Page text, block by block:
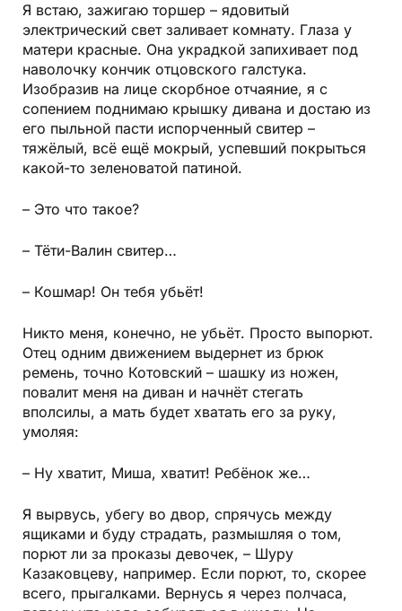
Я встаю, зажигаю торшер – ядовитый
электрический свет заливает комнату. Глаза у
матери красные. Она украдкой запихивает под
наволочку кончик отцовского гал­стука.
Изобразив на лице скорбное отчаяние, я с
сопением поднимаю крышку дивана и достаю из
его пыльной пасти испорченный свитер –
тяжёлый, всё ещё мокрый, успевший покрыться
какой-то зеленоватой патиной.
– Это что такое?
– Тёти-Валин свитер…
– Кошмар! Он тебя убьёт!
Никто меня, конечно, не убьёт. Просто выпорют.
Отец одним движением выдернет из брюк
ремень, точно Котовский – шашку из ножен,
повалит меня на диван и начнёт стегать
вполсилы, а мать будет хватать его за руку,
умоляя:
– Ну хватит, Миша, хватит! Ребёнок же…
Я вырвусь, убегу во двор, спрячусь между
ящиками и буду страдать, размышляя о том,
порют ли за проказы девочек, – Шуру
Казаковцеву, например. Если порют, то, скорее
всего, прыгалками. Вернусь я через полчаса,